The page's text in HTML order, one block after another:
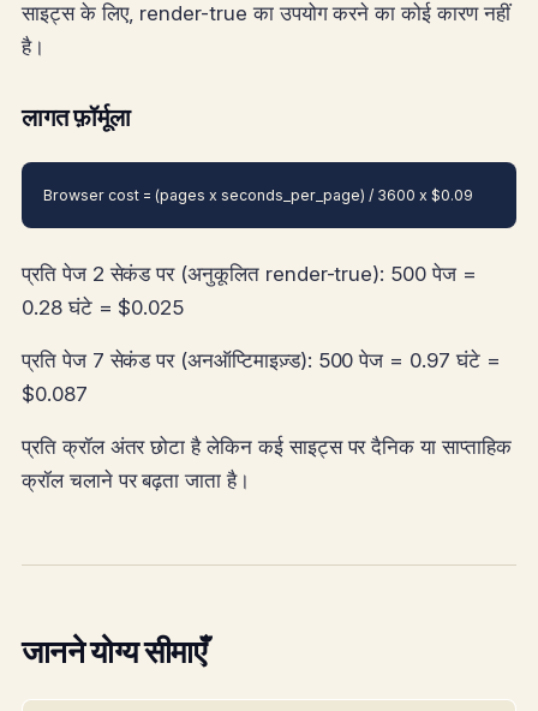
साइट्स के लिए, render-true का उपयोग करने का कोई कारण नहीं
है।
लागत फ़ॉर्मूला
Browser cost = (pages x seconds_per_page) / 3600 x $0.09
प्रति पेज 2 सेकंड पर (अनुकूलित render-true): 500 पेज =
0.28 घंटे = $0.025
प्रति पेज 7 सेकंड पर (अनऑप्टिमाइज़्ड): 500 पेज = 0.97 घंटे =
$0.087
प्रति क्रॉल अंतर छोटा है लेकिन कई साइट्स पर दैनिक या साप्ताहिक
क्रॉल चलाने पर बढ़ता जाता है।
जानने योग्य सीमाएँ